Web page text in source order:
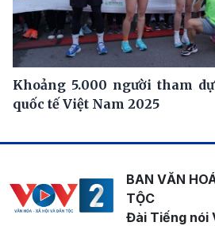
Khoảng 5.000 người tham
quốc tế Việt Nam 2025
BAN VĂN
TỘC
Đài Tiếng nói